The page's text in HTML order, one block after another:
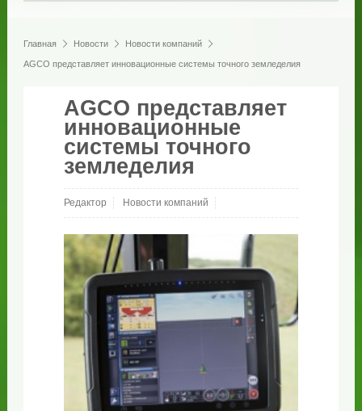
Главная Новости Новости компаний
AGCO представляет инновационные системы точного земледелия
AGCO представляет
инновационные
системы точного
земледелия
Редактор Новости компаний